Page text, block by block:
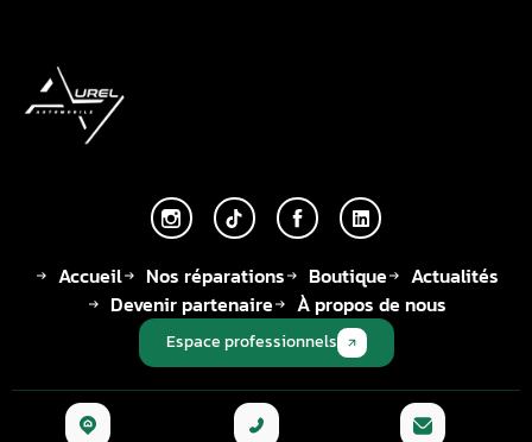
Accueil Nos réparations Boutique
Actualités
Devenir partenaire
À propos de nous
Espace professionnels